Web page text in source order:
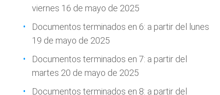
viernes 16 de mayo de 2025
Documentos terminados en 6: a partir del lunes
19 de mayo de 2025
Documentos terminados en 7: a partir del
martes 20 de mayo de 2025
Documentos terminados en 8: a partir del